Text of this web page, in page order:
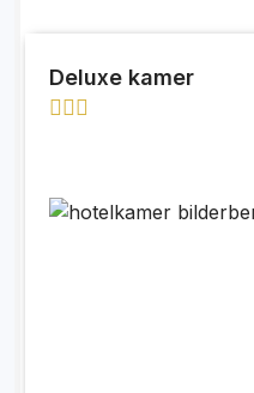
Deluxe kamer